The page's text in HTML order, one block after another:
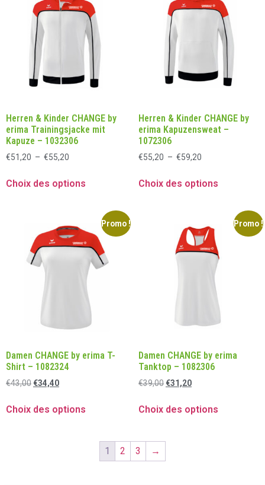
Herren & Kinder CHANGE by
erima Trainingsjacke mit
Kapuze – 1032306
€51,20 – €55,20
Choix des options
Herren & Kinder CHANGE by
erima Kapuzensweat –
1072306
€55,20 – €59,20
Choix des options
Promo !
Damen CHANGE by erima T-
Shirt – 1082324
€43,00 €34,40
Choix des options
Promo !
Damen CHANGE by erima
Tanktop – 1082306
€39,00 €31,20
Choix des options
1 2 3 →